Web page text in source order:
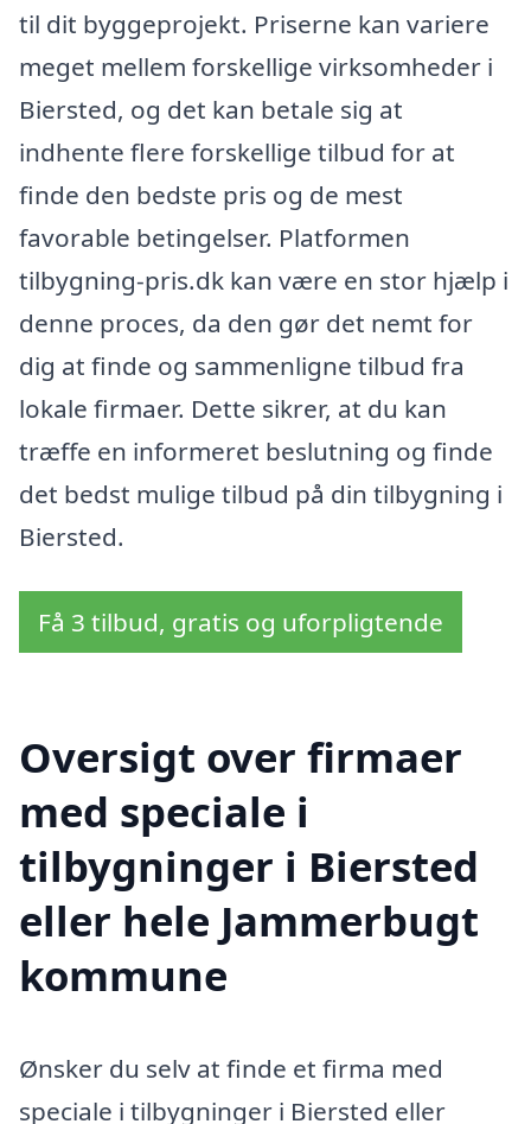
til dit byggeprojekt. Priserne kan variere
meget mellem forskellige virksomheder i
Biersted, og det kan betale sig at
indhente flere forskellige tilbud for at
finde den bedste pris og de mest
favorable betingelser. Platformen
tilbygning-pris.dk kan være en stor hjælp i
denne proces, da den gør det nemt for
dig at finde og sammenligne tilbud fra
lokale firmaer. Dette sikrer, at du kan
træffe en informeret beslutning og finde
det bedst mulige tilbud på din tilbygning i
Biersted.
Få 3 tilbud, gratis og uforpligtende
Oversigt over firmaer
med speciale i
tilbygninger i Biersted
eller hele Jammerbugt
kommune
Ønsker du selv at finde et firma med
speciale i tilbygninger i Biersted eller